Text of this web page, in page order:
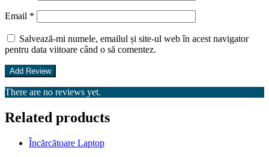
Email *
Salvează-mi numele, emailul și site-ul web în acest navigator
pentru data viitoare când o să comentez.
There are no reviews yet.
Related products
Încărcătoare Laptop